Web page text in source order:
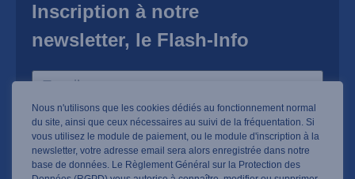
Inscription à notre
newsletter, le Flash-Info
Je m'inscris !
Nous n'utilisons que les cookies dédiés au fonctionnement normal
du site, ainsi que ceux nécessaires au suivi de la fréquentation. Si
vous utilisez le module de paiement, ou le module d'inscription à la
newsletter, votre adresse email sera alors enregistrée dans notre
base de données. Le Règlement Général sur la Protection des